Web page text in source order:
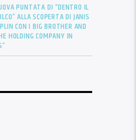
PUNTATA DI “DENTRO IL
ALLA SCOPERTA DI JANIS
CON I BIG BROTHER AND
HOLDING COMPANY IN